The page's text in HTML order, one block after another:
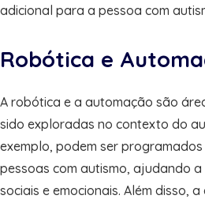
adicional para a pessoa com
Robótica e
A robótica e a automação são
sido exploradas no contexto do
exemplo, podem ser
pessoas com autismo, ajudando
sociais e emocionais. Além disso,